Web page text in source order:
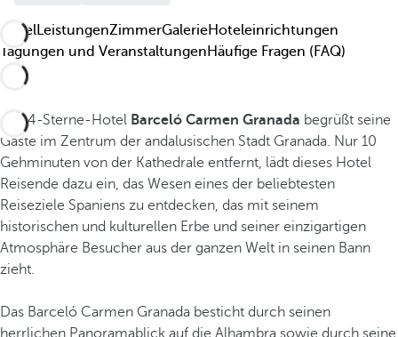
HotelLeistungenZimmerGalerieHoteleinrichtungen
Tagungen und Veranstaltungen Häufige Fragen (FAQ)
Das 4-Sterne-Hotel Barceló Carmen Granada begrüßt seine
Gäste im Zentrum der andalusischen Stadt Granada. Nur 10
Gehminuten von der Kathedrale entfernt, lädt dieses Hotel
Reisende dazu ein, das Wesen eines der beliebtesten
Reiseziele Spaniens zu entdecken, das mit seinem
historischen und kulturellen Erbe und seiner einzigartigen
Atmosphäre Besucher aus der ganzen Welt in seinen Bann
zieht.
Das Barceló Carmen Granada besticht durch seinen
herrlichen Panoramablick auf die Alhambra sowie durch seine